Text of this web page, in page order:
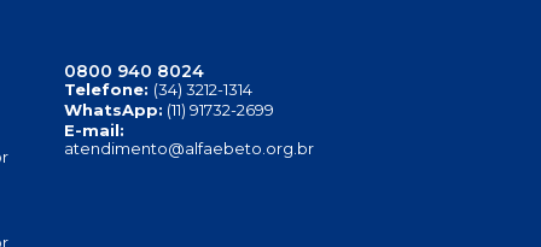
0800 940 8024
Telefone: (34) 3212-1314
WhatsApp: (11) 91732-2699
E-mail:
atendimento@alfaebeto.org.br